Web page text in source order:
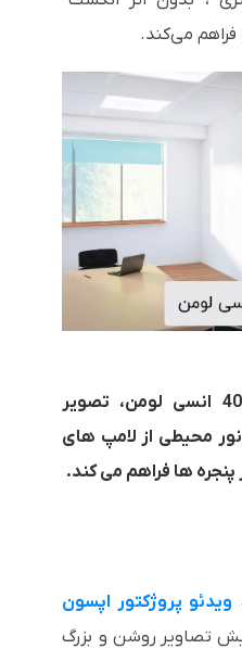
فراهم می‌کند.
با تصاویر روشن تا 4000 انسی لومن، تصویر
محیطی از لامپ های
پنجره ها فراهم می کند.
ویدئو پروژکتور اپسون
تصاویر روشن و بزرگ